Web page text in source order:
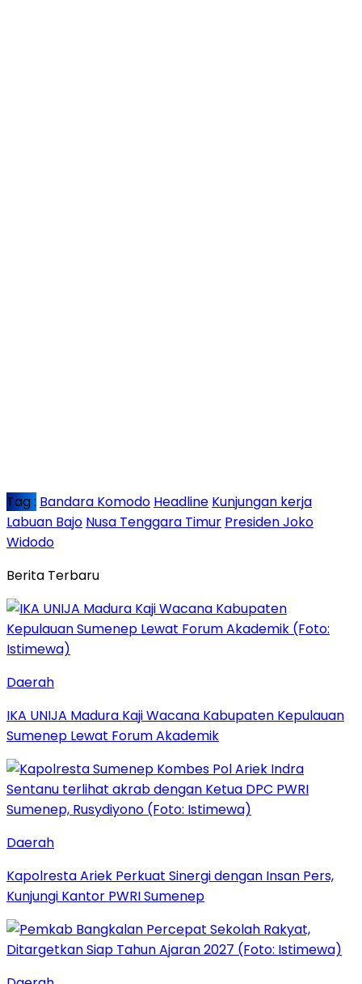
Tag : Bandara Komodo Headline Kunjungan kerja
Labuan Bajo Nusa Tenggara Timur Presiden Joko
Widodo
Berita Terbaru
Daerah
IKA UNIJA Madura Kaji Wacana Kabupaten Kepulauan
Sumenep Lewat Forum Akademik
Daerah
Kapolresta Ariek Perkuat Sinergi dengan Insan Pers,
Kunjungi Kantor PWRI Sumenep